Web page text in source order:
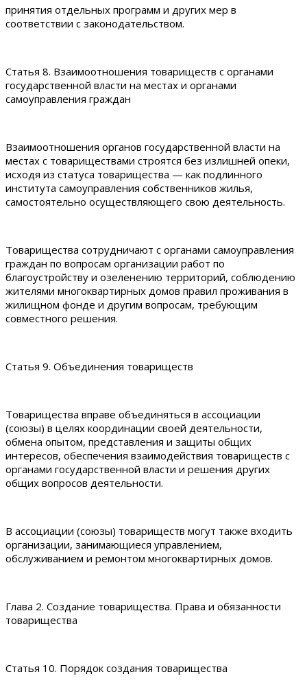
принятия отдельных программ и других мер в
соответствии с законодательством.
Статья 8. Взаимоотношения товариществ с органами
государственной власти на местах и органами
самоуправления граждан
Взаимоотношения органов государственной власти на
местах с товариществами строятся без излишней опеки,
исходя из статуса товарищества — как подлинного
института самоуправления собственников жилья,
самостоятельно осуществляющего свою деятельность.
Товарищества сотрудничают с органами самоуправления
граждан по вопросам организации работ по
благоустройству и озеленению территорий, соблюдению
жителями многоквартирных домов правил проживания в
жилищном фонде и другим вопросам, требующим
совместного решения.
Статья 9. Объединения товариществ
Товарищества вправе объединяться в ассоциации
(союзы) в целях координации своей деятельности,
обмена опытом, представления и защиты общих
интересов, обеспечения взаимодействия товариществ с
органами государственной власти и решения других
общих вопросов деятельности.
В ассоциации (союзы) товариществ могут также входить
организации, занимающиеся управлением,
обслуживанием и ремонтом многоквартирных домов.
Глава 2. Создание товарищества. Права и обязанности
товарищества
Статья 10. Порядок создания товарищества